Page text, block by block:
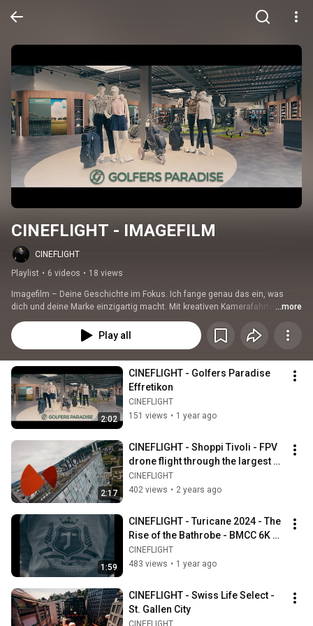
CINEFLIGHT - IMAGEFILM
CINEFLIGHT
Playlist • 6 videos • 18 views
Imagefilm – Deine Geschichte im Fokus. Ich fange genau das ein, was
dich und deine Marke einzigartig macht. Mit kreativen Kamerafahrten,
Interviews und tollem Licht entsteht ein Video, das bleibt.
...more
Play all
2:02
CINEFLIGHT - Golfers Paradise
Effretikon
CINEFLIGHT
151 views • 1 year ago
2:17
CINEFLIGHT - Shoppi Tivoli - FPV
drone flight through the largest
shopping center in Switzerland
CINEFLIGHT
402 views • 2 years ago
1:59
CINEFLIGHT - Turicane 2024 - The
Rise of the Bathrobe - BMCC 6K
Open Gate
CINEFLIGHT
483 views • 1 year ago
CINEFLIGHT - Swiss Life Select -
St. Gallen City
CINEFLIGHT